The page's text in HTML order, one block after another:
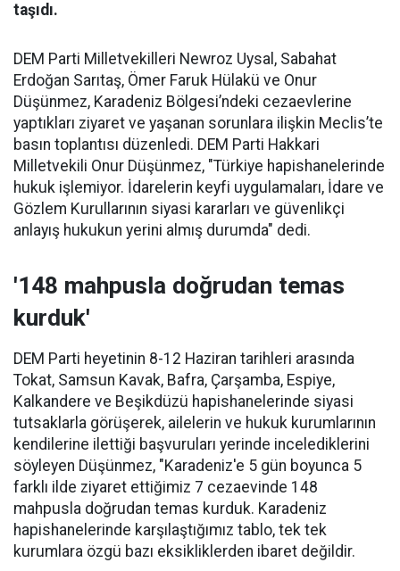
taşıdı.
DEM Parti Milletvekilleri Newroz Uysal, Sabahat
Erdoğan Sarıtaş, Ömer Faruk Hülakü ve Onur
Düşünmez, Karadeniz Bölgesi’ndeki cezaevlerine
yaptıkları ziyaret ve yaşanan sorunlara ilişkin Meclis’te
basın toplantısı düzenledi. DEM Parti Hakkari
Milletvekili Onur Düşünmez, "Türkiye hapishanelerinde
hukuk işlemiyor. İdarelerin keyfi uygulamaları, İdare ve
Gözlem Kurullarının siyasi kararları ve güvenlikçi
anlayış hukukun yerini almış durumda" dedi.
'148 mahpusla doğrudan temas
kurduk'
DEM Parti heyetinin 8-12 Haziran tarihleri arasında
Tokat, Samsun Kavak, Bafra, Çarşamba, Espiye,
Kalkandere ve Beşikdüzü hapishanelerinde siyasi
tutsaklarla görüşerek, ailelerin ve hukuk kurumlarının
kendilerine ilettiği başvuruları yerinde incelediklerini
söyleyen Düşünmez, "Karadeniz'e 5 gün boyunca 5
farklı ilde ziyaret ettiğimiz 7 cezaevinde 148
mahpusla doğrudan temas kurduk. Karadeniz
hapishanelerinde karşılaştığımız tablo, tek tek
kurumlara özgü bazı eksikliklerden ibaret değildir.